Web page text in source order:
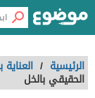
الرئيسية / العناية
الحقيقي بالخل